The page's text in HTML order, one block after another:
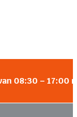
08:30 –